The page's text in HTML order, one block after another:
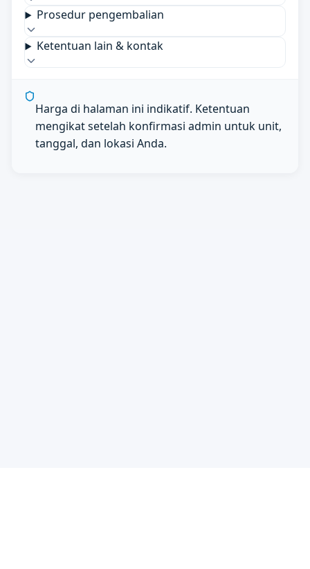
Prosedur pengembalian
Ketentuan lain & kontak
Harga di halaman ini indikatif. Ketentuan
mengikat setelah konfirmasi admin untuk unit,
tanggal, dan lokasi Anda.